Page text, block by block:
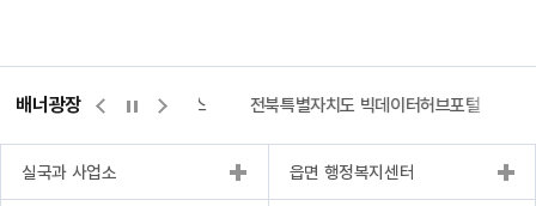
배너광장
량바로처리센터 위택스 전북특별자치도 빅데이터허브포털
실국과 사업소 읍면 행정복지센터